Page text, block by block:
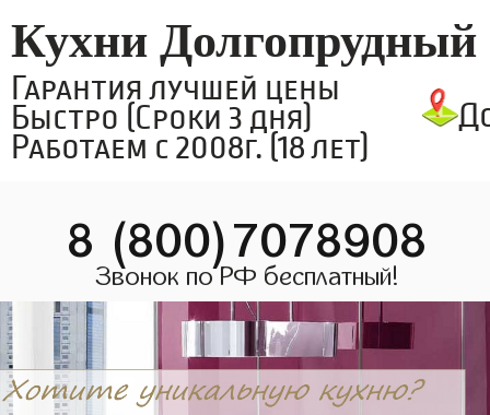
Кухни Долгопрудный
Гарантия лучшей цены
Быстро (Сроки 3 дня)
Работаем с 2008г. (18 лет)
8 (800)7078908
Звонок по РФ бесплатный!